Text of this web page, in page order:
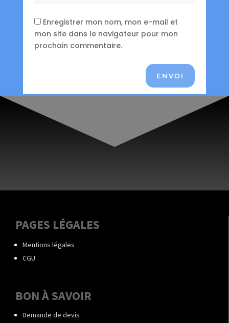
Enregistrer mon nom, mon e-mail et
mon site dans le navigateur pour mon
prochain commentaire.
ENVOI
PAGES LÉGALES
Mentions légales
CGU
BON À SAVOIR
Demande de devis